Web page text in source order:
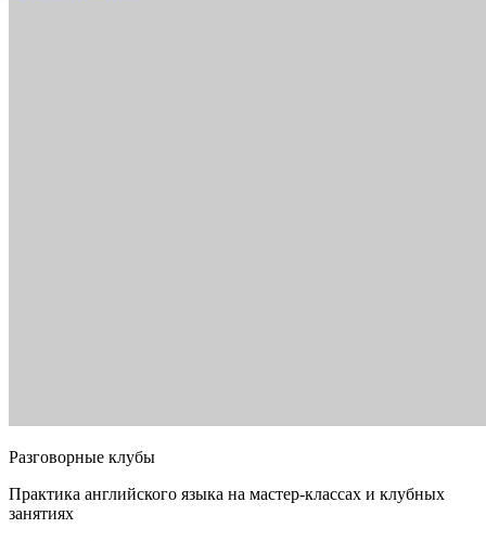
Разговорные клубы
Практика английского языка на мастер-классах и клубных
занятиях